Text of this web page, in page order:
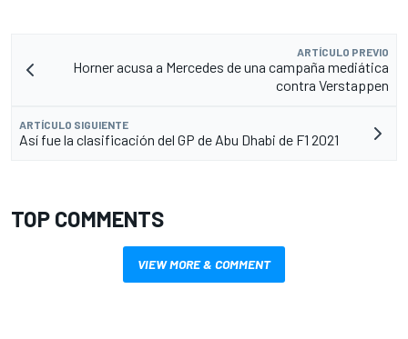
ARTÍCULO PREVIO
Horner acusa a Mercedes de una campaña mediática
contra Verstappen
ARTÍCULO SIGUIENTE
Así fue la clasificación del GP de Abu Dhabi de F1 2021
TOP COMMENTS
VIEW MORE & COMMENT